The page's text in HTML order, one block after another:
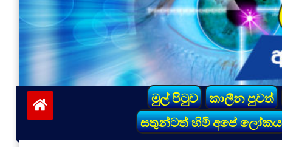
මුල් පිටුව කාලීන පුවත්
සතුන්ටත් හිමි අපේ ලෝකය